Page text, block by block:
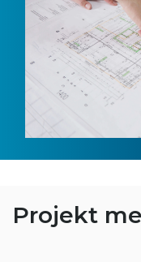
Projekt